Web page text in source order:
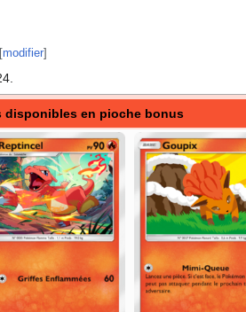
[modifier]
disponibles en pioche bonus